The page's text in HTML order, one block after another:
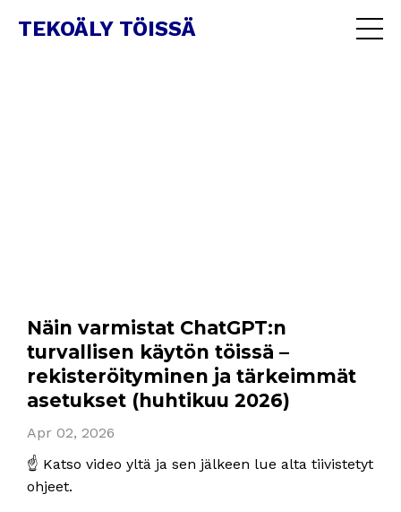
TEKOÄLY TÖISSÄ
Näin varmistat ChatGPT:n
turvallisen käytön töissä –
rekisteröityminen ja tärkeimmät
asetukset (huhtikuu 2026)
Apr 02, 2026
☝️ Katso video yltä ja sen jälkeen lue alta tiivistetyt
ohjeet.